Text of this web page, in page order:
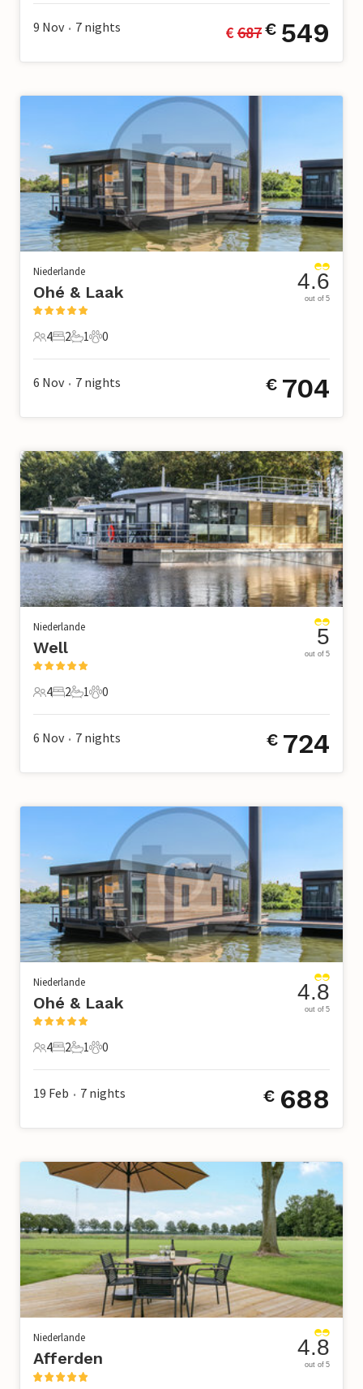
9 Nov • 7 nights € 687€ 549
Niederlande
Ohé & Laak
4 Gäste
4
2 Schlafzimmer
2
1 Badezimmer
1
0 Haustiere
0
4.6
out of 5
6 Nov • 7 nights € 704
Niederlande
Well
4 Gäste
4
2 Schlafzimmer
2
1 Badezimmer
1
0 Haustiere
0
5
out of 5
6 Nov • 7 nights € 724
Niederlande
Ohé & Laak
4 Gäste
4
2 Schlafzimmer
2
1 Badezimmer
1
0 Haustiere
0
4.8
out of 5
19 Feb • 7 nights € 688
Niederlande
Afferden 4.8
out of 5